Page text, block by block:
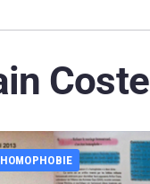
Coste